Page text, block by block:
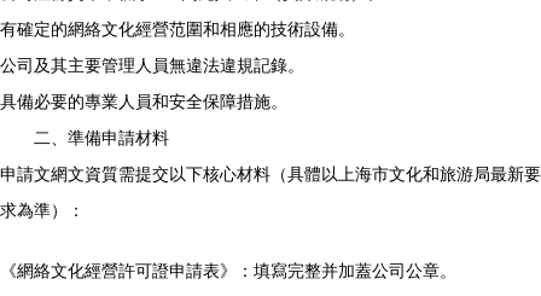
有確定的網絡文化經營范圍和相應的技術設備。
公司及其主要管理人員無違法違規記錄。
具備必要的專業人員和安全保障措施。
二、準備申請材料
申請文網文資質需提交以下核心材料（具體以上海市文化和旅游局最新要
求為準）：
《網絡文化經營許可證申請表》：填寫完整并加蓋公司公章。